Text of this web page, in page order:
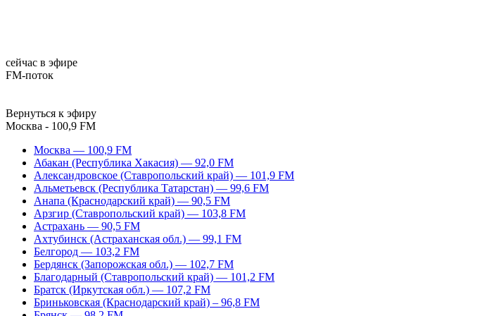
сейчас в эфире
FM-поток
Вернуться к эфиру
Москва - 100,9 FM
Москва — 100,9 FM
Абакан (Республика Хакасия) — 92,0 FM
Александровское (Ставропольский край) — 101,9 FM
Альметьевск (Республика Татарстан) — 99,6 FM
Анапа (Краснодарский край) — 90,5 FM
Арзгир (Ставропольский край) — 103,8 FM
Астрахань — 90,5 FM
Ахтубинск (Астраханская обл.) — 99,1 FM
Белгород — 103,2 FM
Бердянск (Запорожская обл.) — 102,7 FM
Благодарный (Ставропольский край) — 101,2 FM
Братск (Иркутская обл.) — 107,2 FM
Бриньковская (Краснодарский край) – 96,8 FM